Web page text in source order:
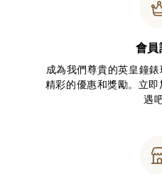
會員
成為我們尊貴的英皇鐘
精彩的優惠和獎勵。立
遇